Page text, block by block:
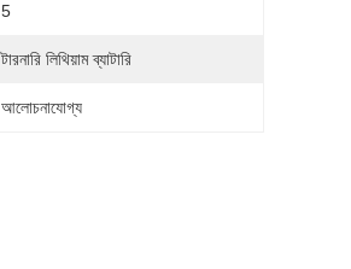
5
টারনারি লিথিয়াম ব্যাটারি
আলোচনাযোগ্য